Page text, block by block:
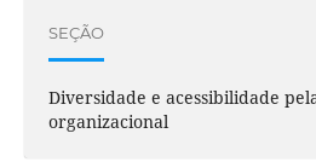
SEÇÃO
Diversidade e acessibilidade
organizacional